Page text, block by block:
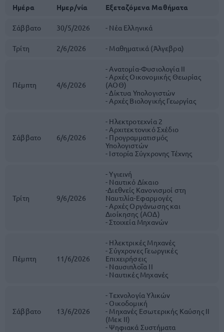
Ημέρα Ημερ/νία Εξεταζόμενα Μαθήματα
Σάββατο 30/5/2026 - Νέα Ελληνικά
Τρίτη 2/6/2026 - Μαθηματικά (Άλγεβρα)
Πέμπτη 4/6/2026
- Ανατομία-Φυσιολογία IΙ
- Αρχές Οικονομικής Θεωρίας
(ΑΟΘ)
- Δίκτυα Υπολογιστών
- Αρχές Βιολογικής Γεωργίας
Σάββατο 6/6/2026
- Ηλεκτροτεχνία 2
- Αρχιτεκτονικό Σχέδιο
- Προγραμματισμός
Υπολογιστών
- Ιστορία Σύγχρονης Τέχνης
Τρίτη 9/6/2026
- Υγιεινή
- Ναυτικό Δίκαιο
-Διεθνείς Κανονισμοί στη
Ναυτιλία-Εφαρμογές
- Αρχές Οργάνωσης και
Διοίκησης (ΑΟΔ)
- Στοιχεία Μηχανών
Πέμπτη 11/6/2026
- Ηλεκτρικές Μηχανές
- Σύγχρονες Γεωργικές
Επιχειρήσεις
- Ναυσιπλοΐα IΙ
- Ναυτικές Μηχανές
Σάββατο 13/6/2026
- Τεχνολογία Υλικών
- Οικοδομική
- Μηχανές Εσωτερικής Καύσης IΙ
(Μεκ IΙ)
- Ψηφιακά Συστήματα